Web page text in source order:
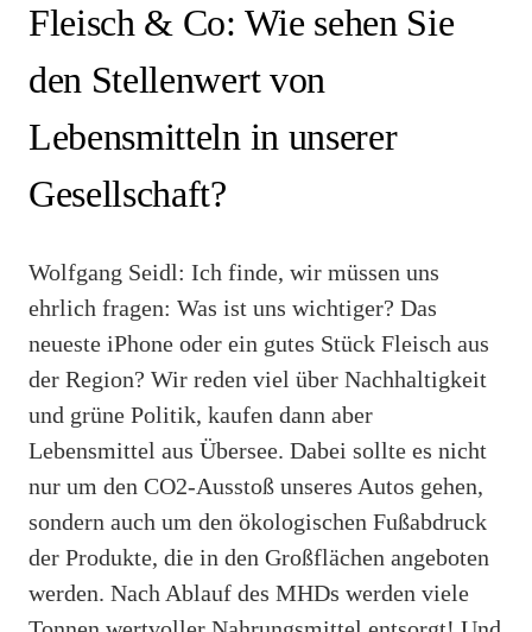
Fleisch & Co: Wie sehen Sie
den Stellenwert von
Lebensmitteln in unserer
Gesellschaft?
Wolfgang Seidl: Ich finde, wir müssen uns
ehrlich fragen: Was ist uns wichtiger? Das
neueste iPhone oder ein gutes Stück Fleisch aus
der Region? Wir reden viel über Nachhaltigkeit
und grüne Politik, kaufen dann aber
Lebensmittel aus Übersee. Dabei sollte es nicht
nur um den CO2-Ausstoß unseres Autos gehen,
sondern auch um den ökologischen Fußabdruck
der Produkte, die in den Großflächen angeboten
werden. Nach Ablauf des MHDs werden viele
WEITERLESEN
Nicht verpassen